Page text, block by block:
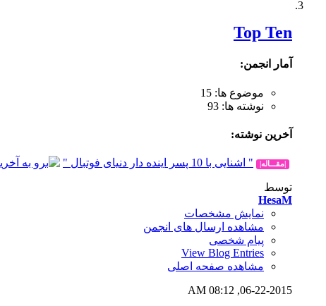
Top Ten
آمار انجمن:
موضوع ها: 15
نوشته ها: 93
آخرين نوشته:
|مقـــاله| " اشنایی با 10 پسر اینده دار دنیای فوتبال "
توسط
HesaM
نمایش مشخصات
مشاهده ارسال های انجمن
پیام شخصی
View Blog Entries
مشاهده صفحه اصلی
06-22-2015,
08:12 AM